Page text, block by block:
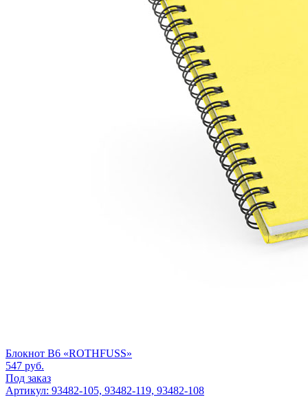
Блокнот B6 «ROTHFUSS»
547 руб.
Под заказ
Артикул: 93482-105, 93482-119, 93482-108